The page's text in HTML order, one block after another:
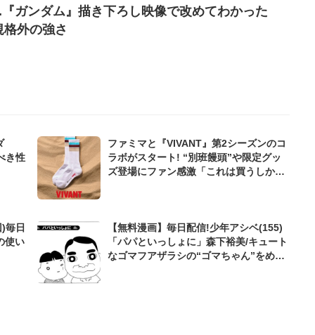
ガンダム』描き下ろし映像で改めてわかった
外の強さ
き性
ファミマと『VIVANT』第2シーズンのコ
ラボがスタート! “別班饅頭”や限定グッ
ズ登場にファン感激「これは買うしかな
毎日
使い
【無料漫画】毎日配信!少年アシベ(155)
「パパといっしょに」森下裕美/キュート
なゴマフアザラシの“ゴマちゃん”をめぐ